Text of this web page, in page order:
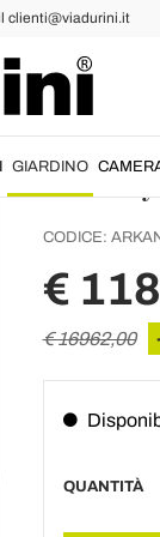
clienti@viadurini.it
GIARDINO
in
CODICE:
€
€ 16962,00
QUANTITÀ